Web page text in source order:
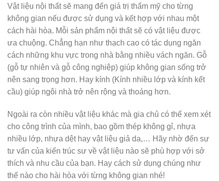
Vật liệu nội thất sẽ mang đến giá trị thẩm mỹ cho từng
không gian nếu được sử dụng và kết hợp với nhau một
cách hài hòa. Mỗi sản phẩm nội thất sẽ có vật liệu được
ưa chuộng. Chẳng hạn như thạch cao có tác dụng ngăn
cách những khu vực trong nhà bằng nhiều vách ngăn. Gỗ
(gỗ tự nhiên và gỗ công nghiệp) giúp không gian sống trở
nên sang trọng hơn. Hay kính (Kính nhiều lớp và kính kết
cầu) giúp ngôi nhà trở nên rộng và thoáng hơn.
Ngoài ra còn nhiều vật liệu khác mà gia chủ có thể xem xét
cho công trình của mình, bao gồm thép không gỉ, nhựa
nhiều lớp, nhựa dệt hay vật liệu giả da,… Hãy nhờ đến sự
tư vấn của kiến trúc sư về vật liệu nào sẽ phù hợp với sở
thích và nhu cầu của bạn. Hay cách sử dụng chúng như
thế nào cho hài hòa với từng không gian nhé!